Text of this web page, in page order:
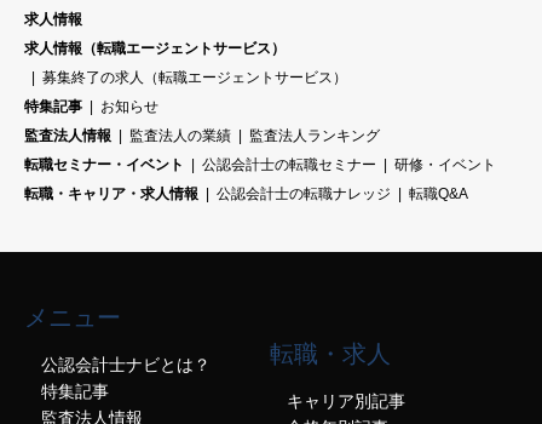
求人情報
求人情報（転職エージェントサービス）
募集終了の求人（転職エージェントサービス）
特集記事
お知らせ
監査法人情報
監査法人の業績
監査法人ランキング
転職セミナー・イベント
公認会計士の転職セミナー
研修・イベント
転職・キャリア・求人情報
公認会計士の転職ナレッジ 転職Q&A
メニュー
公認会計士ナビとは？
特集記事
監査法人情報
転職・求人
キャリア別記事